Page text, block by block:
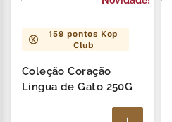
159 pontos Kop
Club
Coleção Coração
Língua de Gato 250G